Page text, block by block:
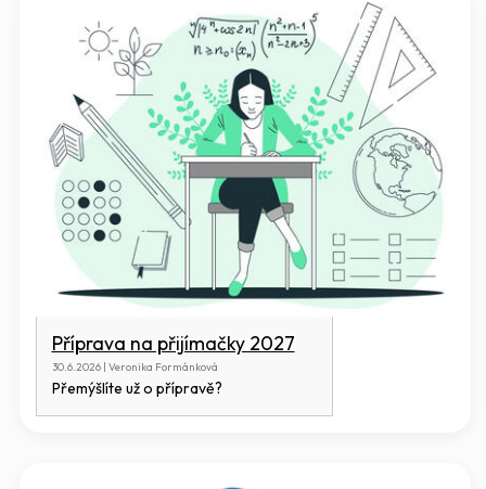
Příprava na přijímačky 2027
30.6.2026 | Veronika Formánková
Přemýšlíte už o přípravě?